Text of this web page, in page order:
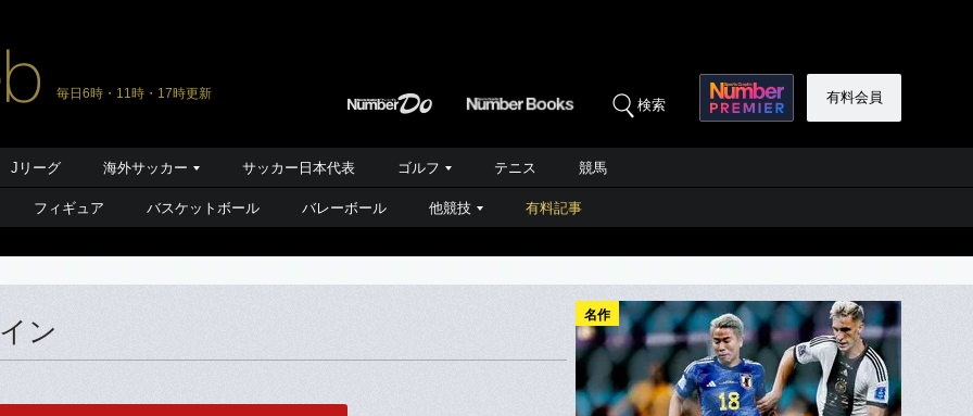
毎日6時・11時・17時更新
検索 有料会員
Jリーグ 海外サッカー サッカー日本代表 ゴルフ テニス 競馬
フィギュア バスケットボール バレーボール 他競技 有料記事
ン
名作